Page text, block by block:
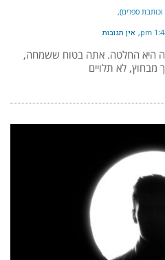
ספרים)
1:48 אין תגובות
היא החלטה. אתה בטוח ששמחה,
לא תלויים